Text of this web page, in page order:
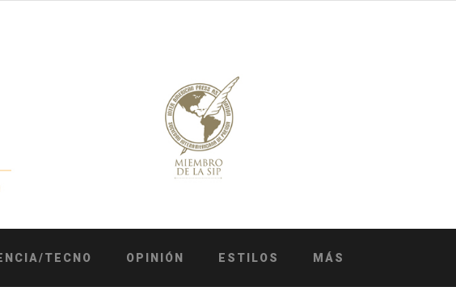
TECNO OPINIÓN ESTILOS MÁS